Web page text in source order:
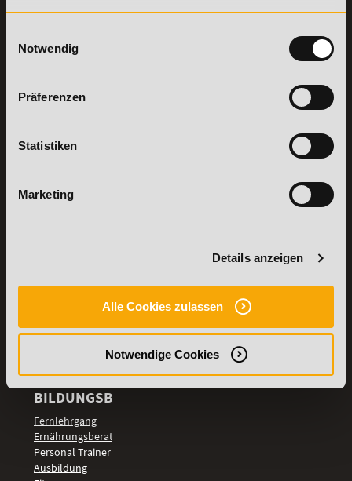
Notwendig
Präferenzen
Statistiken
Marketing
Details anzeigen
Alle Cookies zulassen
Notwendige Cookies
Aus dem Ausland:
Fax:+49 (0) 7191 - 229 87 – 99
Montag bis Donnerstag: 8:00 - 19:00 Uhr
Bring a Friend
der Academy of
LEHRGÄNGE
und B-Lizenz
Ernährungsberater
Personal Trainer
Personal Coach
werden
Mentaltrainer
Motivationstrainer
BILDUNGSBEREICHE
Fernlehrgang
Ernährungsberater
Personal Trainer
Ausbildung